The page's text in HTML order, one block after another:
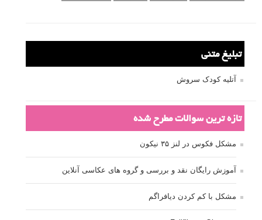
تبلیغ متنی
آتلیه کودک سروش
تازه ترین سوالات مطرح شده
مشکل فکوس در لنز ۳۵ نیکون
آموزش رایگان نقد و بررسی و گروه های عکاسی آنلاین
مشکل با کم کردن دیافراگم